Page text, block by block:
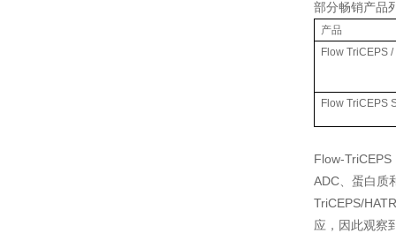
部分畅销产品
产品
Flow TriCEPS
Flow TriCEPS
Flow-TriCEPS
ADC、蛋白质
TriCEPS/
应，因此观察